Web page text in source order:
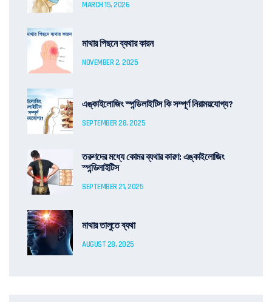
MARCH 15, 2026
মাথার পিছনে ব্যথার কারন
NOVEMBER 2, 2025
এঙ্কাইলোজিং স্পন্ডিলাইটিস কি সম্পূর্ণ নিরাময়যোগ্য?
SEPTEMBER 28, 2025
তরুণদের মধ্যে কোমর ব্যথার কারণ: এঙ্কাইলোজিং
স্পন্ডিলাইটিস
SEPTEMBER 21, 2025
মাথার তালুতে ব্যথা
AUGUST 28, 2025